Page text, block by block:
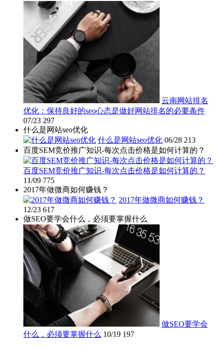
云南网站排名
优化：保持良好的seo心态是做好网站排名的必要条件
07/23 297
什么是网站seo优化
什么是网站seo优化 06/28 213
百度SEM竞价推广知识-每次点击价格是如何计算的？
百度SEM竞价推广知识-每次点击价格是如何计算的？
11/09 775
2017年做微商如何赚钱？
2017年做微商如何赚钱？
12/23 617
做SEO要学会什么，必须要掌握什么
做SEO要学会
什么，必须要掌握什么 10/19 197